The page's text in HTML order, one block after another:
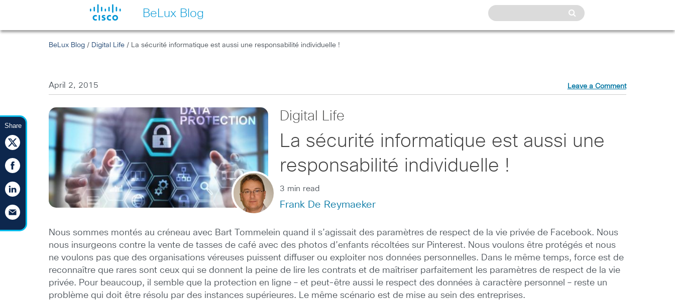
BeLux Blog
Share
BeLux Blog / Digital Life / La sécurité informatique est aussi une responsabilité individuelle !
April 2, 2015 Leave a Comment
Digital Life
La sécurité informatique est aussi une
responsabilité individuelle !
3 min read
Frank De Reymaeker
Nous sommes montés au créneau avec Bart Tommelein quand il s’agissait des paramètres de respect de la vie privée de Facebook. Nous
nous insurgeons contre la vente de tasses de café avec des photos d’enfants récoltées sur Pinterest. Nous voulons être protégés et nous
ne voulons pas que des organisations véreuses puissent diffuser ou exploiter nos données personnelles. Dans le même temps, force est de
reconnaître que rares sont ceux qui se donnent la peine de lire les contrats et de maîtriser parfaitement les paramètres de respect de la vie
privée. Pour beaucoup, il semble que la protection en ligne – et peut-être aussi le respect des données à caractère personnel – reste un
problème qui doit être résolu par des instances supérieures. Le même scénario est de mise au sein des entreprises.